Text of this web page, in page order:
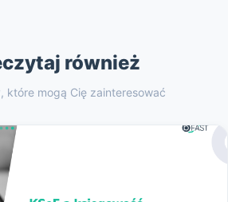
również
które mogą Cię zainteresować